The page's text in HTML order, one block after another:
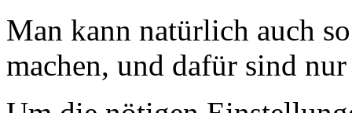
Man kann natürlich auch
machen, und dafür sind